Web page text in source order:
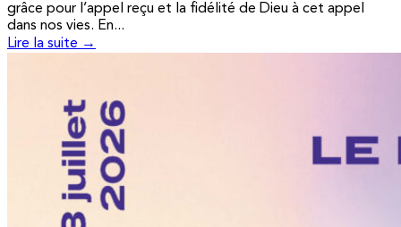
grâce pour l’appel reçu et la fidélité de Dieu à cet appel
dans nos vies. En...
Lire la suite →